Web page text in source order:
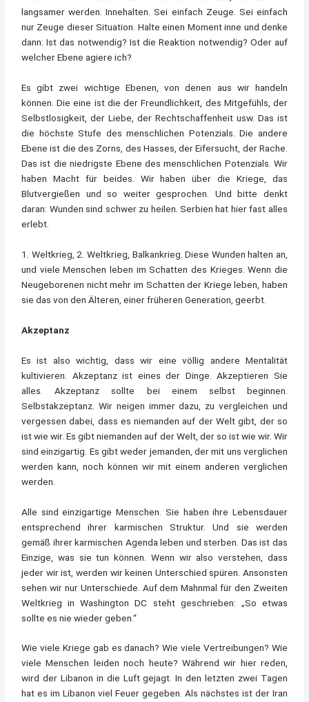
langsamer werden. Innehalten. Sei einfach Zeuge. Sei einfach
nur Zeuge dieser Situation. Halte einen Moment inne und denke
dann: Ist das notwendig? Ist die Reaktion notwendig? Oder auf
welcher Ebene agiere ich?
Es gibt zwei wichtige Ebenen, von denen aus wir handeln
können. Die eine ist die der Freundlichkeit, des Mitgefühls, der
Selbstlosigkeit, der Liebe, der Rechtschaffenheit usw. Das ist
die höchste Stufe des menschlichen Potenzials. Die andere
Ebene ist die des Zorns, des Hasses, der Eifersucht, der Rache.
Das ist die niedrigste Ebene des menschlichen Potenzials. Wir
haben Macht für beides. Wir haben über die Kriege, das
Blutvergießen und so weiter gesprochen. Und bitte denkt
daran: Wunden sind schwer zu heilen. Serbien hat hier fast alles
erlebt.
1. Weltkrieg, 2. Weltkrieg, Balkankrieg. Diese Wunden halten an,
und viele Menschen leben im Schatten des Krieges. Wenn die
Neugeborenen nicht mehr im Schatten der Kriege leben, haben
sie das von den Älteren, einer früheren Generation, geerbt.
Akzeptanz
Es ist also wichtig, dass wir eine völlig andere Mentalität
kultivieren. Akzeptanz ist eines der Dinge. Akzeptieren Sie
alles. Akzeptanz sollte bei einem selbst beginnen.
Selbstakzeptanz. Wir neigen immer dazu, zu vergleichen und
vergessen dabei, dass es niemanden auf der Welt gibt, der so
ist wie wir. Es gibt niemanden auf der Welt, der so ist wie wir. Wir
sind einzigartig. Es gibt weder jemanden, der mit uns verglichen
werden kann, noch können wir mit einem anderen verglichen
werden.
Alle sind einzigartige Menschen. Sie haben ihre Lebensdauer
entsprechend ihrer karmischen Struktur. Und sie werden
gemäß ihrer karmischen Agenda leben und sterben. Das ist das
Einzige, was sie tun können. Wenn wir also verstehen, dass
jeder wir ist, werden wir keinen Unterschied spüren. Ansonsten
sehen wir nur Unterschiede. Auf dem Mahnmal für den Zweiten
Weltkrieg in Washington DC steht geschrieben: „So etwas
sollte es nie wieder geben.“
Wie viele Kriege gab es danach? Wie viele Vertreibungen? Wie
viele Menschen leiden noch heute? Während wir hier reden,
wird der Libanon in die Luft gejagt. In den letzten zwei Tagen
hat es im Libanon viel Feuer gegeben. Als nächstes ist der Iran